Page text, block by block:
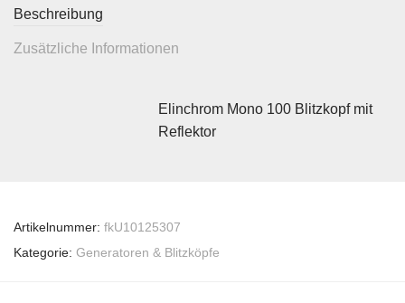
Beschreibung
Zusätzliche Informationen
Elinchrom Mono 100 Blitzkopf mit
Reflektor
Artikelnummer: fkU10125307
Kategorie: Generatoren & Blitzköpfe